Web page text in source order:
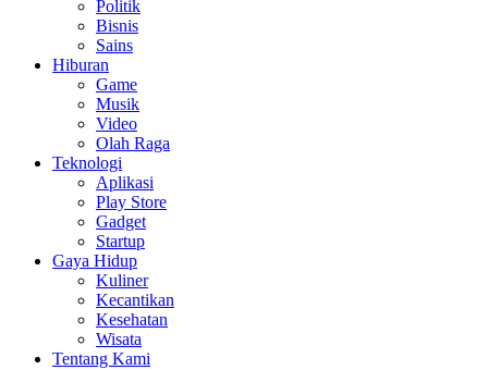
Politik
Bisnis
Sains
Hiburan
Game
Musik
Video
Olah Raga
Teknologi
Aplikasi
Play Store
Gadget
Startup
Gaya Hidup
Kuliner
Kecantikan
Kesehatan
Wisata
Tentang Kami